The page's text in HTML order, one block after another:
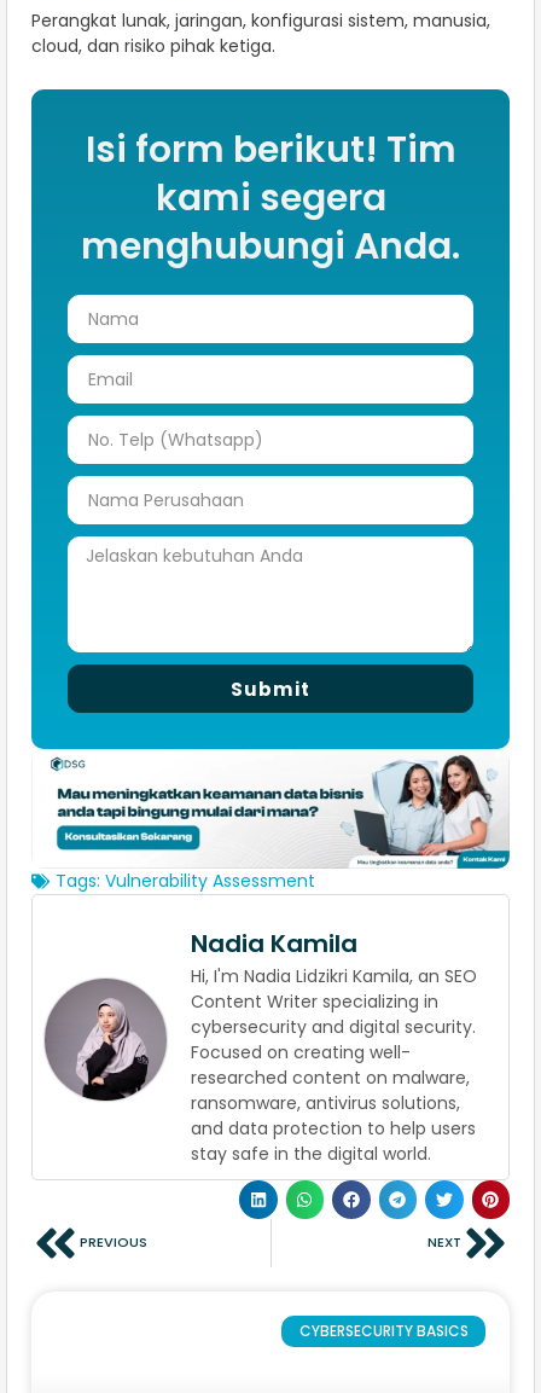
Perangkat lunak, jaringan, konfigurasi sistem, manusia,
cloud, dan risiko pihak ketiga.
Isi form berikut! Tim
kami segera
menghubungi Anda.
Submit
Tags: Vulnerability Assessment
Nadia Kamila
Hi, I'm Nadia Lidzikri Kamila, an SEO
Content Writer specializing in
cybersecurity and digital security.
Focused on creating well-
researched content on malware,
ransomware, antivirus solutions,
and data protection to help users
stay safe in the digital world.
PREVIOUS NEXT
CYBERSECURITY BASICS